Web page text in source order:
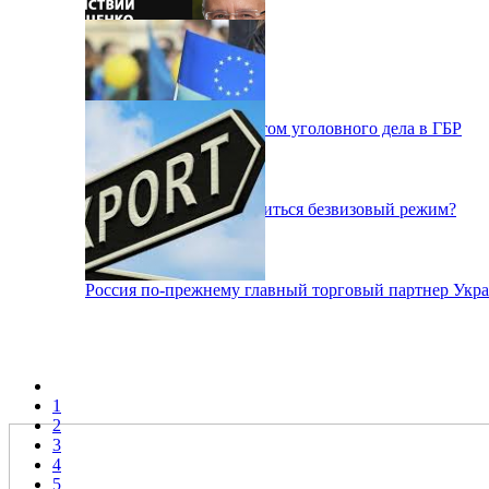
Гриценко стал фигурантом уголовного дела в ГБР
Как на украинцах отразиться безвизовый режим?
Россия по-прежнему главный торговый партнер
1
2
3
4
5